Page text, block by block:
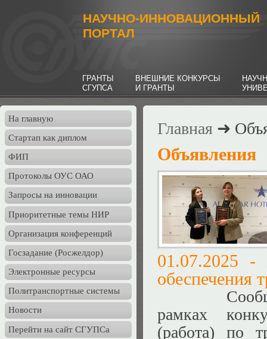
НАУЧНО-ИННОВАЦИОННЫЙ
ПОРТАЛ
ГРАНТЫ
СГУПСА
ВНЕШНИЕ КОНКУРСЫ
И ГРАНТЫ
На главную
Стартап как диплом
ФИП
Протоколы ОУС ОАО
Запросы на инновации
Приоритетные темы НИР
Организация конференций
Госзадание (Росжелдор)
Электронные ресурсы
Политранспортные системы
Новости
Перейти на сайт СГУПСа
Главная ➜
Объявления
01.07.2025 -
обеспечения
Сообщаем
рамках
(работа) по